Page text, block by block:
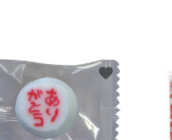
favorite